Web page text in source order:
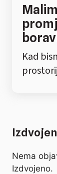
Kad
Nema
Izdvojeno.